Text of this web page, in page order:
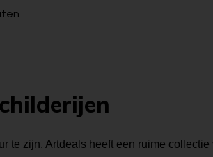
maten
te zijn. Artdeals heeft een ruime collectie